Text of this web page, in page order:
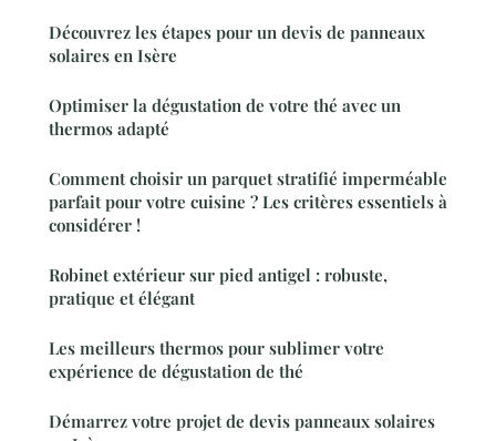
Découvrez les étapes pour un devis de panneaux
solaires en Isère
Optimiser la dégustation de votre thé avec un
thermos adapté
Comment choisir un parquet stratifié imperméable
parfait pour votre cuisine ? Les critères essentiels à
considérer !
Robinet extérieur sur pied antigel : robuste,
pratique et élégant
Les meilleurs thermos pour sublimer votre
expérience de dégustation de thé
Démarrez votre projet de devis panneaux solaires